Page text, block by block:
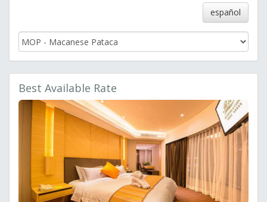
español
Best Available Rate